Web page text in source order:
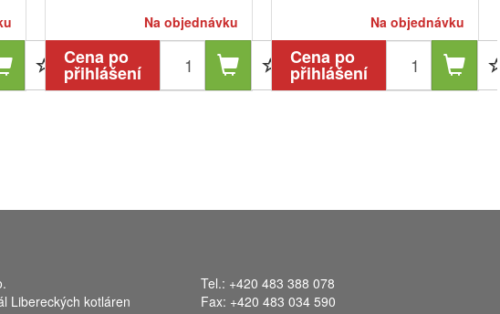
Na objednávku
Cena po
přihlášení
Na objednávku
Cena po
přihlášení
Libereckých kotláren
Tel.: +420 483 388 078
Fax: +420 483 034 590